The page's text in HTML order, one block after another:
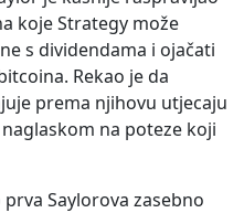
koje Strategy može
s dividendama i ojačati
Rekao je da
prema njihovu utjecaju
na poteze koji
Saylorova zasebno